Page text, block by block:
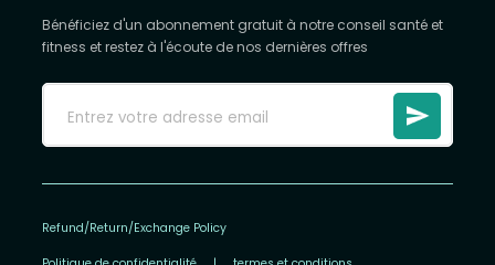
Bénéficiez d'un abonnement gratuit à notre conseil santé et
fitness et restez à l'écoute de nos dernières offres
Refund/Return/Exchange Policy